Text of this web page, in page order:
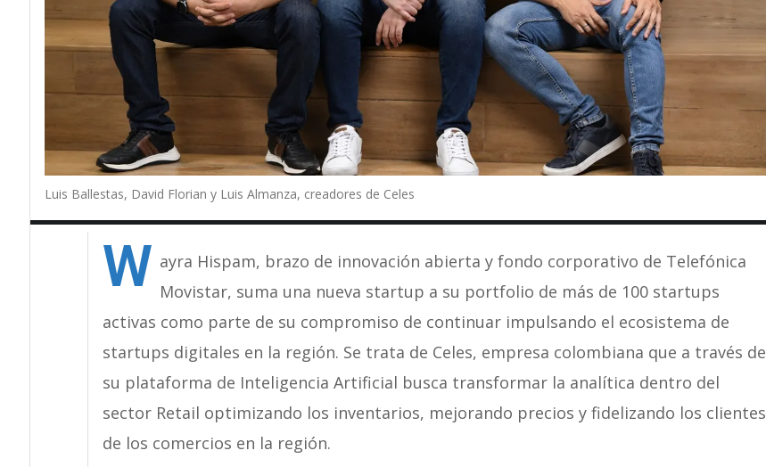
Luis Ballestas, David Florian y Luis Almanza, creadores de Celes
W ayra Hispam, brazo de innovación abierta y fondo corporativo de Telefónica
Movistar, suma una nueva startup a su portfolio de más de 100 startups
activas como parte de su compromiso de continuar impulsando el ecosistema de
startups digitales en la región. Se trata de Celes, empresa colombiana que a través de
su plataforma de Inteligencia Artificial busca transformar la analítica dentro del
sector Retail optimizando los inventarios, mejorando precios y fidelizando los clientes
de los comercios en la región.